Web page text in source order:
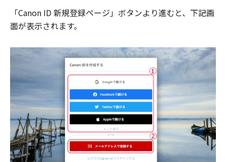
「Canon ID 新規登録ページ」ボタンより進むと、下記画
面が表示されます。